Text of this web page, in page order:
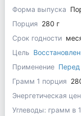
Форма выпуска
Порция 280 г
Срок годности
Цель
Применение Перед
Грамм 1 порция
Энергетическая
Углеводы: грамм в